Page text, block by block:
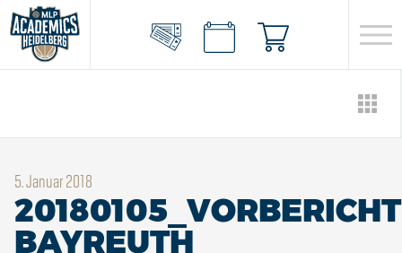
5. Januar 2018
20180105_VORBERICHT
BAYREUTH